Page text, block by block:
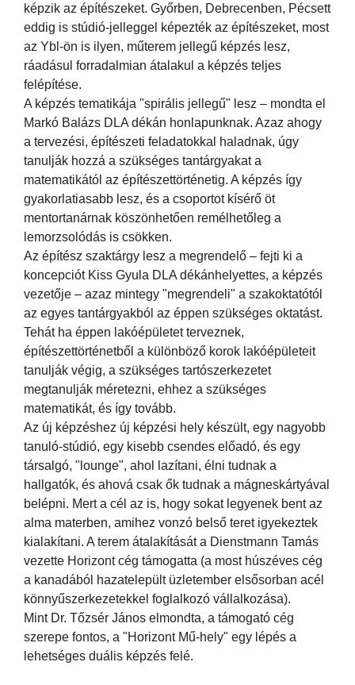
képzik az építészeket. Győrben, Debrecenben, Pécsett
eddig is stúdió-jelleggel képezték az építészeket, most
az Ybl-ön is ilyen, műterem jellegű képzés lesz,
ráadásul forradalmian átalakul a képzés teljes
felépítése.
A képzés tematikája "spirális jellegű" lesz – mondta el
Markó Balázs DLA dékán honlapunknak. Azaz ahogy
a tervezési, építészeti feladatokkal haladnak, úgy
tanulják hozzá a szükséges tantárgyakat a
matematikától az építészettörténetig. A képzés így
gyakorlatiasabb lesz, és a csoportot kísérő öt
mentortanárnak köszönhetően remélhetőleg a
lemorzsolódás is csökken.
Az építész szaktárgy lesz a megrendelő – fejti ki a
koncepciót Kiss Gyula DLA dékánhelyettes, a képzés
vezetője – azaz mintegy "megrendeli" a szakoktatótól
az egyes tantárgyakból az éppen szükséges oktatást.
Tehát ha éppen lakóépületet terveznek,
építészettörténetből a különböző korok lakóépületeit
tanulják végig, a szükséges tartószerkezetet
megtanulják méretezni, ehhez a szükséges
matematikát, és így tovább.
Az új képzéshez új képzési hely készült, egy nagyobb
tanuló-stúdió, egy kisebb csendes előadó, és egy
társalgó, "lounge", ahol lazítani, élni tudnak a
hallgatók, és ahová csak ők tudnak a mágneskártyával
belépni. Mert a cél az is, hogy sokat legyenek bent az
alma materben, amihez vonzó belső teret igyekeztek
kialakítani. A terem átalakítását a Dienstmann Tamás
vezette Horizont cég támogatta (a most húszéves cég
a kanadából hazatelepült üzletember elsősorban acél
könnyűszerkezetekkel foglalkozó vállalkozása).
Mint Dr. Tőzsér János elmondta, a támogató cég
szerepe fontos, a "Horizont Mű-hely" egy lépés a
lehetséges duális képzés felé.